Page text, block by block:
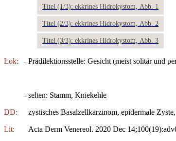
Titel (1/3): ekkrines Hidrokystom, Abb. 1
Titel (2/3): ekkrines Hidrokystom, Abb. 2
Titel (3/3): ekkrines Hidrokystom, Abb. 3
Lok: - Prädilektionsstelle: Gesicht (meist solitär und
- selten: Stamm, Kniekehle
DD: zystisches Basalzellkarzinom, epidermale
Lit: Acta Derm Venereol. 2020 Dec